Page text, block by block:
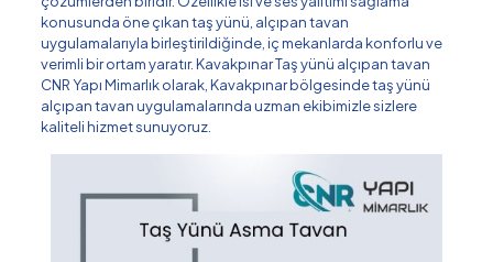
konusunda öne çıkan taş yünü, alçıpan tavan
uygulamalarıyla birleştirildiğinde, iç mekanlarda konforlu ve
verimli bir ortam yaratır. Kavakpınar Taş yünü alçıpan tavan
CNR Yapı Mimarlık olarak, Kavakpınar bölgesinde taş yünü
alçıpan tavan uygulamalarında uzman ekibimizle sizlere
kaliteli hizmet sunuyoruz.